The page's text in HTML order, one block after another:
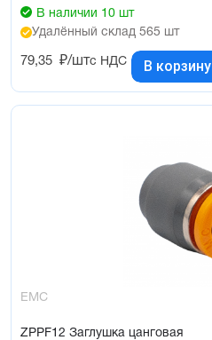
В наличии 10 шт
Удалённый склад 565 шт
79,35 ₽/штс НДС В корзину
EMC
ZPPF12 Заглушка цанговая